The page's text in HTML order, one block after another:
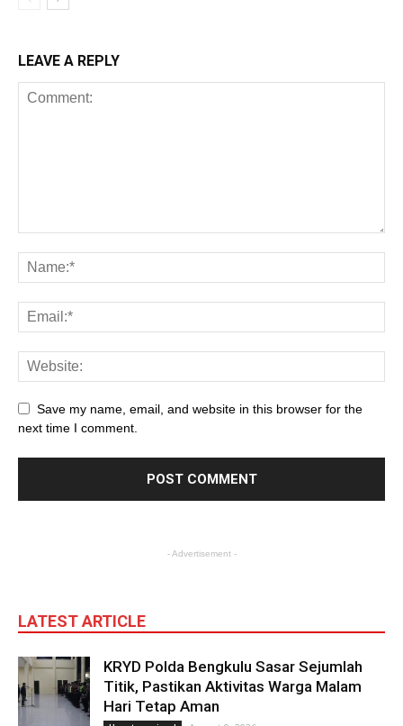
LEAVE A REPLY
Save my name, email, and website in this browser for the
next time I comment.
- Advertisement -
LATEST ARTICLE
KRYD Polda Bengkulu Sasar Sejumlah
Titik, Pastikan Aktivitas Warga Malam
Hari Tetap Aman